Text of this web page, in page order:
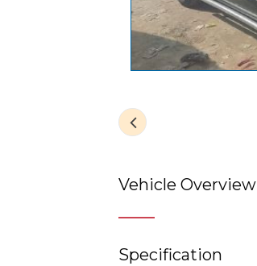
Vehicle Overview
Specification